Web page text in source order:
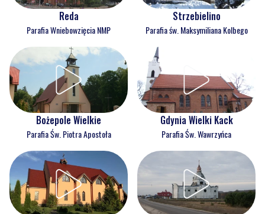
Reda
Parafia Wniebowzięcia NMP
Strzebielino
Parafia św. Maksymiliana Kolbego
Bożepole Wielkie
Parafia Św. Piotra Apostoła
Gdynia Wielki Kack
Parafia Św. Wawrzyńca